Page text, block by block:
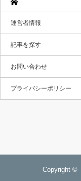
運営者情報
記事を探す
お問い合わせ
プライバシーポリシー
Copyright ©